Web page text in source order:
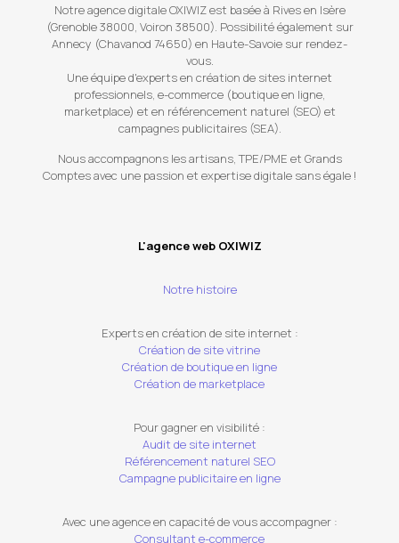
Notre agence digitale OXIWIZ est basée à Rives en Isère
(Grenoble 38000, Voiron 38500). Possibilité également sur
Annecy (Chavanod 74650) en Haute-Savoie sur rendez-
vous.
Une équipe d'experts en création de sites internet
professionnels, e-commerce (boutique en ligne,
marketplace) et en référencement naturel (SEO) et
campagnes publicitaires (SEA).
Nous accompagnons les artisans, TPE/PME et Grands
Comptes avec une passion et expertise digitale sans égale !
L'agence web OXIWIZ
Notre histoire
Experts en création de site internet :
Création de site vitrine
Création de boutique en ligne
Création de marketplace
Pour gagner en visibilité :
Audit de site internet
Référencement naturel SEO
Campagne publicitaire en ligne
Avec une agence en capacité de vous accompagner :
Consultant e-commerce